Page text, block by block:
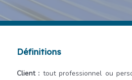
Définitions
Client : tout professionnel ou